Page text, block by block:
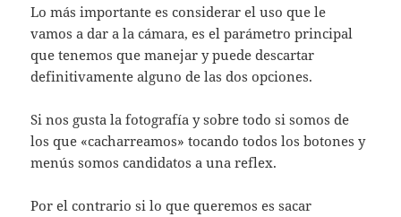
Lo más importante es considerar el uso que le
vamos a dar a la cámara, es el parámetro principal
que tenemos que manejar y puede descartar
definitivamente alguno de las dos opciones.
Si nos gusta la fotografía y sobre todo si somos de
los que «cacharreamos» tocando todos los botones y
menús somos candidatos a una reflex.
Por el contrario si lo que queremos es sacar